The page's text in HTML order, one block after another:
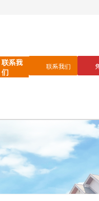
联系我
们
联系我们